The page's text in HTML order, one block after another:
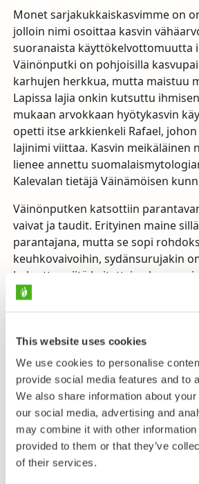
This website uses cookies
We use cookies to personalise
provide social media features and to
We also share information about
our social media, advertising and
may combine it with other information
provided to them or that they’ve
of their services.
Monet sarjakukkaiskasvimme on
jolloin nimi osoittaa kasvin
suoranaista käyttökelvottomuutta
Väinönputki on pohjoisilla
karhujen herkkua, mutta maistuu
Lapissa lajia onkin kutsuttu
mukaan arvokkaan hyötykasvin
opetti itse arkkienkeli Rafael,
lajinimi viittaa. Kasvin meikäläinen
lienee annettu
Kalevalan tietäjä Väinämöisen
Väinönputken katsottiin
vaivat ja taudit. Erityinen maine
parantajana, mutta se sopi
keuhkovaivoihin, sydänsurujakin
helpottaa siitä keitettyjen
Väinönputken juuria voi käyttää
viikingit jalostivat väinönputkesta
viljelylajikkeen, jonka lehtiruodit
maku miedompi kuin
Meillä pohjoiseen keskittyvä laji
alueen asukkaiden tärkein
ole varta vasten viljelty.
Hollannissa uutta kukoistustaan
maustekasvina: juuresta tislatulla